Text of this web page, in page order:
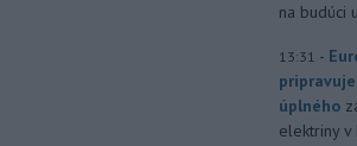
na budúci
13:31 -
úplného
elektriny v